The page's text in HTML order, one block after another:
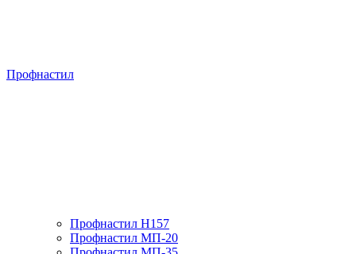
Профнастил
Профнастил H157
Профнастил МП-20